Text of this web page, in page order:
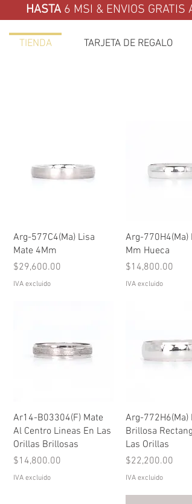
HASTA 6 MSI & ENVIOS
TIENDA TARJETA DE REGALO
Vista rápida
Arg-577C4(Ma) Lisa
Mate 4Mm
Precio
$29,600.00
IVA excluido
Vista
Arg-770H4(Ma)
Mm Hueca
Precio
$14,800.00
IVA excluido
Vista rápida
Ar14-B03304(F) Mate
Al Centro Lineas En Las
Orillas Brillosas
Precio
$14,800.00
IVA excluido
Vista
Arg-772H6(Ma)
Brillosa
Las Orillas
Precio
$22,200.00
IVA excluido